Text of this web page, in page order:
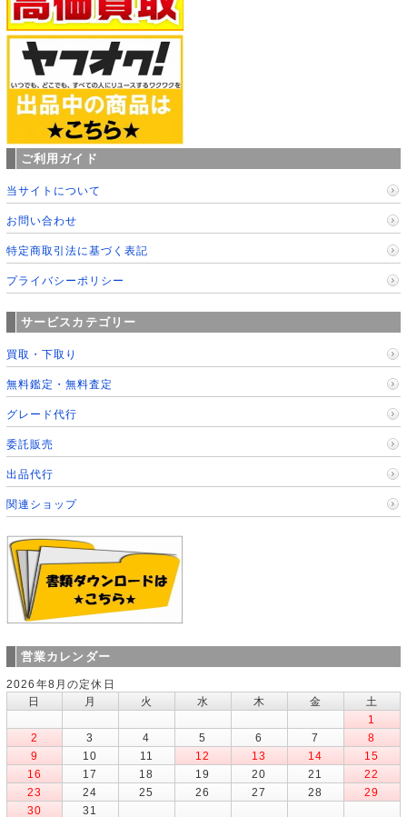
ご利用ガイド
当サイトについて
お問い合わせ
特定商取引法に基づく表記
プライバシーポリシー
サービスカテゴリー
買取・下取り
無料鑑定・無料査定
グレード代行
委託販売
出品代行
関連ショップ
営業カレンダー
2026年8月の定休日
日
月 火 水 木 金
土
1
2
3 4 5 6 7
8
9
10 11 12 13 14
15
16
17 18 19 20 21
22
23
24 25 26 27 28
29
30
31